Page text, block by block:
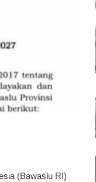
(Bawaslu RI)